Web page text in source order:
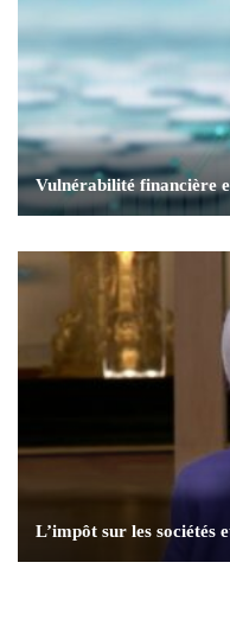
Vulnérabilité financière
L’impôt sur les sociétés